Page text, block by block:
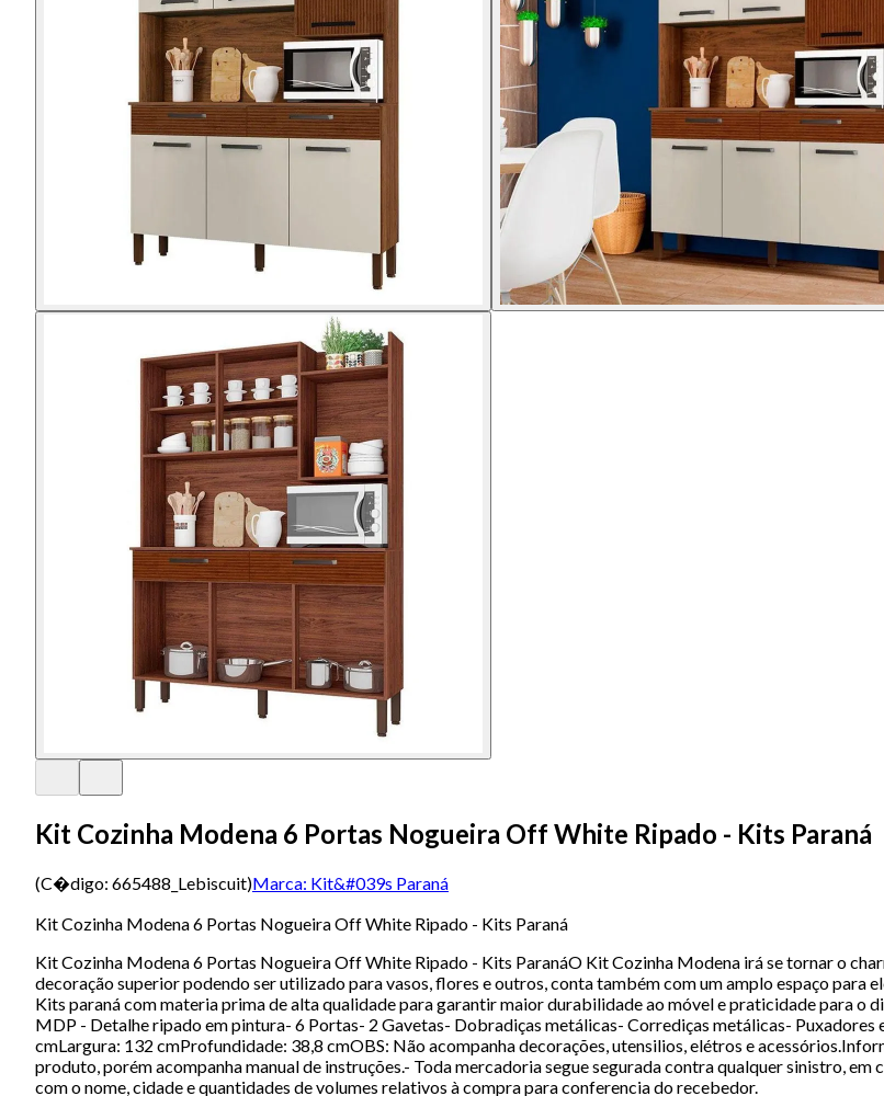
Kit Cozinha Modena 6 Portas Nogueira Off White Ripado - Kits Paraná
(C�digo: 665488_Lebiscuit)Marca: Kit&#039s Paraná
Kit Cozinha Modena 6 Portas Nogueira Off White Ripado - Kits Paraná
Kit Cozinha Modena 6 Portas Nogueira Off White Ripado - Kits ParanáO Kit Cozinha Modena irá se tornar o
decoração superior podendo ser utilizado para vasos, flores e outros, conta também com um amplo espaço
Kits paraná com materia prima de alta qualidade para garantir maior durabilidade ao móvel e praticidade para o
MDP - Detalhe ripado em pintura- 6 Portas- 2 Gavetas- Dobradiças metálicas- Corrediças metálicas-
cmLargura: 132 cmProfundidade: 38,8 cmOBS: Não acompanha decorações, utensilios, elétros e
produto, porém acompanha manual de instruções.- Toda mercadoria segue segurada contra qualquer sinistro,
com o nome, cidade e quantidades de volumes relativos à compra para conferencia do recebedor.